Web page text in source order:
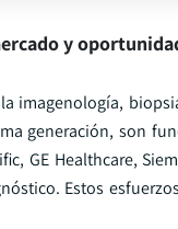
y
imagenología,
generación, son
GE Healthcare,
Estos